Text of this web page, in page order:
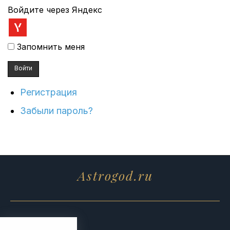
Войдите через Яндекс
Запомнить меня
Войти
Регистрация
Забыли пароль?
Astrogod.ru